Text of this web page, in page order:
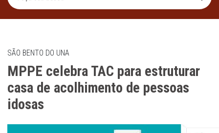
SÃO BENTO DO UNA
MPPE celebra TAC para estruturar
casa de acolhimento de pessoas
idosas